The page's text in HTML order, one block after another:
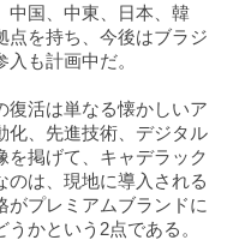
中国、中東、日本、韓
点を持ち、今後はブラジ
も計画中だ。
復活は単なる懐かしいア
化、先進技術、デジタル
を掲げて、キャデラック
のは、現地に導入される
がプレミアムブランドに
かという2点である。